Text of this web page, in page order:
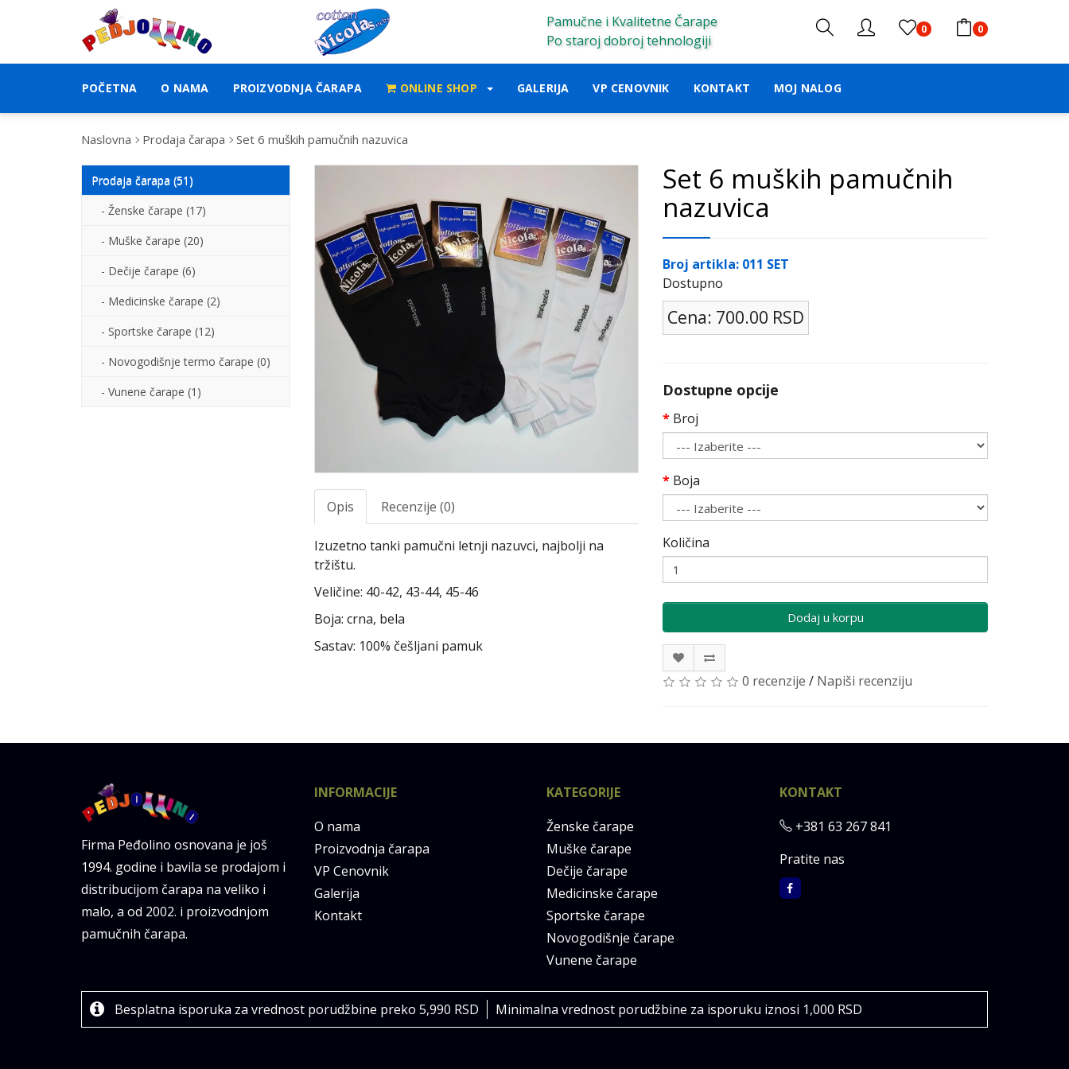
Pamučne i Kvalitetne Čarape
Po staroj dobroj tehnologiji
0 0
POČETNA O NAMA PROIZVODNJA ČARAPA ONLINE SHOP GALERIJA VP CENOVNIK KONTAKT MOJ NALOG
Naslovna Prodaja čarapa Set 6 muških pamučnih nazuvica
Prodaja čarapa (51)
- Ženske čarape (17)
- Muške čarape (20)
- Dečije čarape (6)
- Medicinske čarape (2)
- Sportske čarape (12)
- Novogodišnje termo čarape (0)
- Vunene čarape (1)
Opis Recenzije (0)
Izuzetno tanki pamučni letnji nazuvci, najbolji na
tržištu.
Veličine: 40-42, 43-44, 45-46
Boja: crna, bela
Sastav: 100% češljani pamuk
Set 6 muških pamučnih
nazuvica
Broj artikla: 011 SET
Dostupno
Cena: 700.00 RSD
Dostupne opcije
Broj
Boja
Količina
Dodaj u korpu
0 recenzije / Napiši recenziju
Firma Peđolino osnovana je još
1994. godine i bavila se prodajom i
distribucijom čarapa na veliko i
malo, a od 2002. i proizvodnjom
pamučnih čarapa.
INFORMACIJE
O nama
Proizvodnja čarapa
VP Cenovnik
Galerija
Kontakt
KATEGORIJE
Ženske čarape
Muške čarape
Dečije čarape
Medicinske čarape
Sportske čarape
Novogodišnje čarape
Vunene čarape
KONTAKT
+381 63 267 841
Pratite nas
Besplatna isporuka za vrednost porudžbine preko 5,990 RSD Minimalna vrednost porudžbine za isporuku iznosi 1,000 RSD